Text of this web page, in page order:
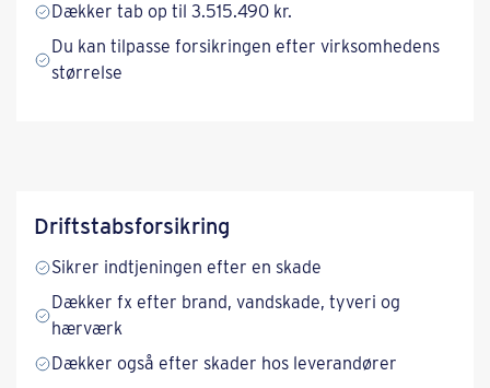
Dækker tab op til 3.515.490 kr.
Du kan tilpasse forsikringen efter virksomhedens
størrelse
Driftstabs­forsikring
Sikrer indtjeningen efter en skade
Dækker fx efter brand, vandskade, tyveri og
hærværk
Dækker også efter skader hos leverandører